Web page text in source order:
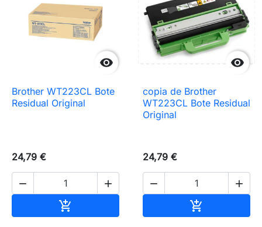

Brother WT223CL Bote
Residual Original
24,79 €
 


copia de Brother
WT223CL Bote Residual
Original
24,79 €
 
